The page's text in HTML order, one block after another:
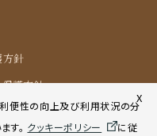
方針
護方針
X
利便性の向上及び利用状況の分
ます。 クッキーポリシー に従